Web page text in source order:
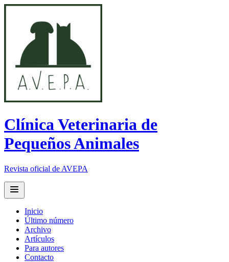
Clínica Veterinaria de
Pequeños Animales
Revista oficial de AVEPA
Open main menu
Inicio
Último número
Archivo
Artículos
Para autores
Contacto